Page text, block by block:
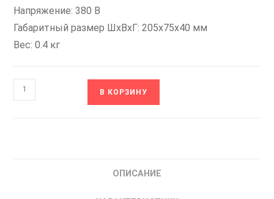
Напряжение: 380 В
Габаритный размер ШхВхГ: 205x75x40 мм
Вес: 0.4 кг
Количество
товара
В КОРЗИНУ
ОПИСАНИЕ